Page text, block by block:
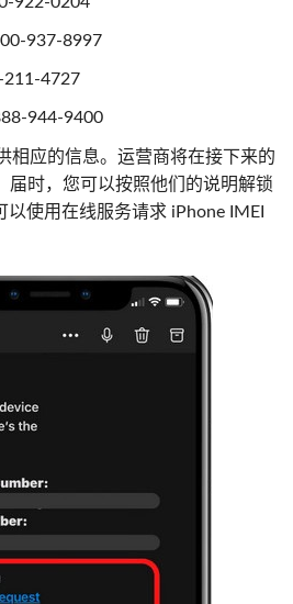
937-8997
211-4727
944-9400
相应的信息。运营商将在接下来的
届时，您可以按照他们的说明解锁
以使用在线服务请求 iPhone IMEI